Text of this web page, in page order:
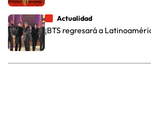
Actualidad
¡BTS regresará a